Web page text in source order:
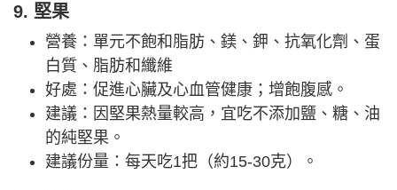
9. 堅果
營養：單元不飽和脂肪、鎂、鉀、抗氧化劑、蛋
白質、脂肪和纖維
好處：促進心臟及心血管健康；增飽腹感。
建議：因堅果熱量較高，宜吃不添加鹽、糖、油
的純堅果。
建議份量：每天吃1把（約15-30克）。